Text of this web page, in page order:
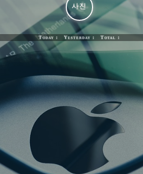
Today : Yesterday : Total :